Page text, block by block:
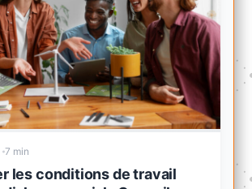
7 min
les conditions de travail